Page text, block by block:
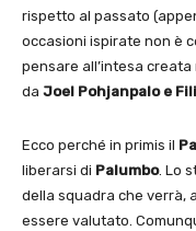
rispetto al passato
occasioni ispirate non è
pensare all’intesa
da Joel Pohjanpalo e
Ecco perché in primis il
liberarsi di Palumbo. Lo
della squadra che verrà,
essere valutato.